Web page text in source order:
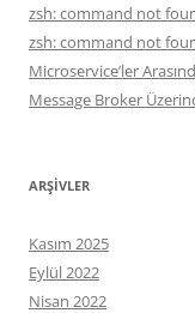
zsh: command not
zsh: command not
Microservice’ler
Message Broker
ARŞIVLER
Kasım 2025
Eylül 2022
Nisan 2022